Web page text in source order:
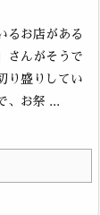
るお店がある
さんがそうで
り盛りしてい
、お祭 ...